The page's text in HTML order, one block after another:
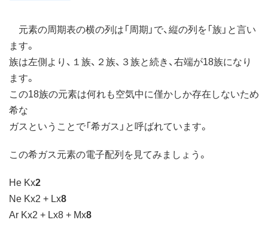
元素の周期表の横の列は「周期」で、縦の列を「族」と言い
ます。
族は左側より、１族、２族、３族と続き、右端が18族になり
ます。
この18族の元素は何れも空気中に僅かしか存在しないため
希な
ガスということで「希ガス」と呼ばれています。
この希ガス元素の電子配列を見てみましょう。
He Kx2
Ne Kx2 + Lx8
Ar Kx2 + Lx8 + Mx8